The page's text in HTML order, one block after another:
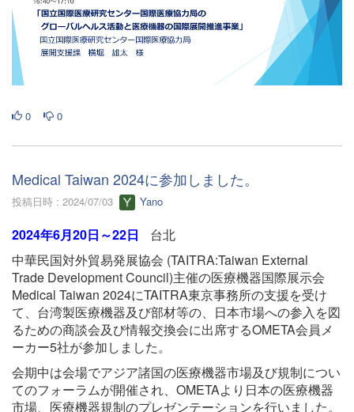
0 0
Medical Taiwan 2024に参加しました。
投稿日時 : 2024/07/03 Yano
2024年6月20日～22日
台北
中華民国対外貿易発展協会 (TAITRA:Taiwan External
Trade Development Council)主催の医療機器国際展示会
Medical Taiwan 2024にTAITRA東京事務所の支援を受け
て、台湾製医療機器及び部材等の、日本市場への参入を図
るための商談会及び情報交換会に出席するOMETA会員メ
ーカー5社が参加しました。
会期中は会場でアジア諸国の医療機器市場及び規制につい
てのフォーラムが開催され、OMETAより日本の医療機器
市場、医療機器規制のプレゼンテーションを行いました。